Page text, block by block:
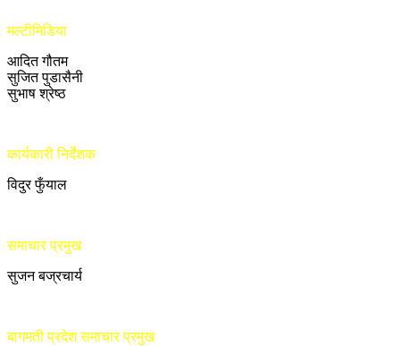
मल्टीमिडिया
आदित गौतम
सुजित पुडासैनी
सुभाष श्रेष्ठ
कार्यकारी निर्देशक
विदुर फुँयाल
समाचार प्रमुख
सुजन बज्रचार्य
बागमती प्रदेश समाचार प्रमुख